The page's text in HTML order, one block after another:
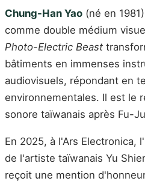
Chung-Han Yao (né en
comme double médium
Photo-Electric Beast
bâtiments en immenses
audiovisuels, répondant en
environnementales. Il est le
sonore taïwanais après Fu-
En 2025, à l'Ars
de l'artiste taïwanais Yu
reçoit une mention